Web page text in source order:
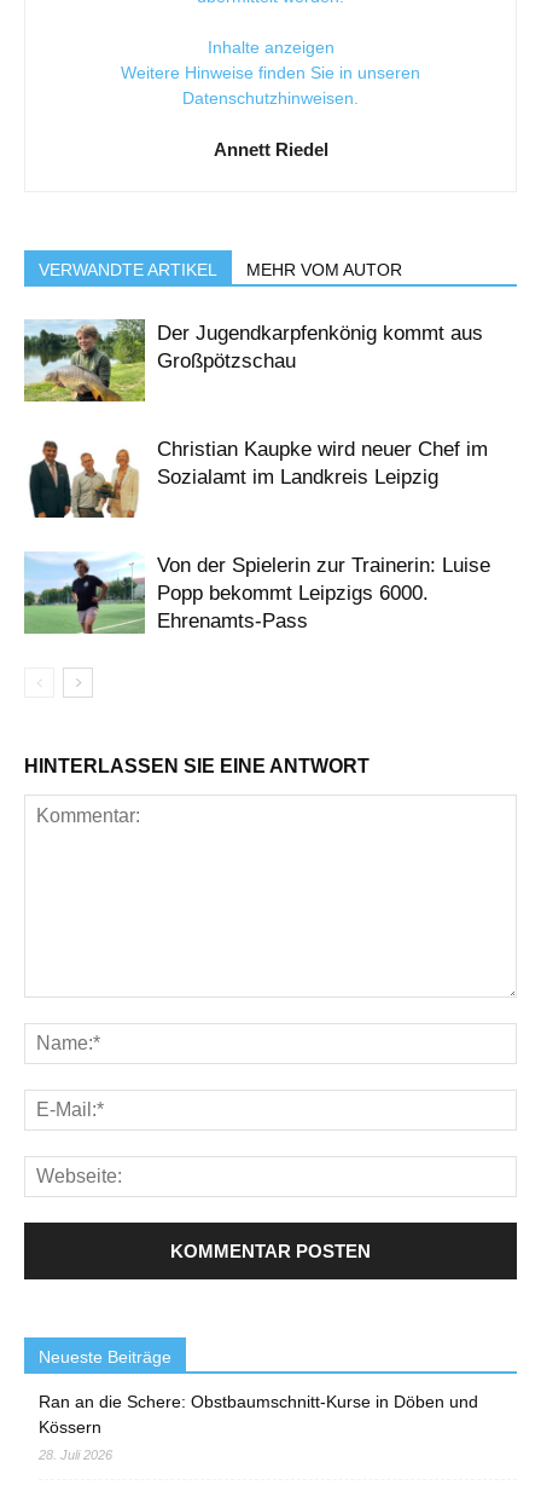
Inhalte anzeigen
Weitere Hinweise finden Sie in unseren
Datenschutzhinweisen
Annett Riedel
VERWANDTE ARTIKEL MEHR VOM AUTOR
Der Jugendkarpfenkönig kommt aus
Großpötzschau
Christian Kaupke wird neuer Chef im
Sozialamt im Landkreis Leipzig
Von der Spielerin zur Trainerin: Luise
Popp bekommt Leipzigs 6000.
Ehrenamts-Pass
HINTERLASSEN SIE EINE ANTWORT
Neueste Beiträge
Ran an die Schere: Obstbaumschnitt-Kurse in Döben und
Kössern
28. Juli 2026